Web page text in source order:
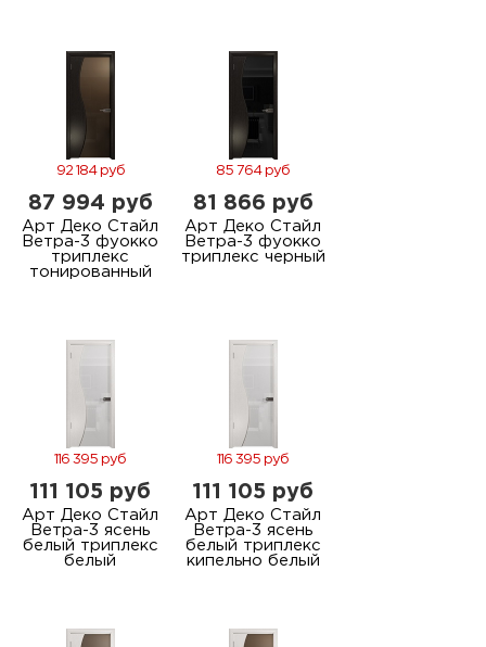
92 184 руб
87 994 руб
Арт Деко Стайл
Ветра-3 фуокко
триплекс
тонированный
85 764 руб
81 866 руб
Арт Деко Стайл
Ветра-3 фуокко
триплекс черный
116 395 руб
111 105 руб
Арт Деко Стайл
Ветра-3 ясень
белый триплекс
белый
116 395 руб
111 105 руб
Арт Деко Стайл
Ветра-3 ясень
белый триплекс
кипельно белый